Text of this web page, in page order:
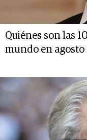
Quiénes son las
mundo en agosto